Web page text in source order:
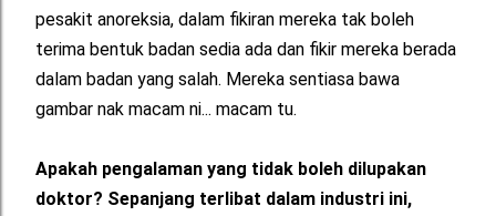
pesakit anoreksia, dalam fikiran mereka tak boleh
terima bentuk badan sedia ada dan fikir mereka berada
dalam badan yang salah. Mereka sentiasa bawa
gambar nak macam ni... macam tu.
Apakah pengalaman yang tidak boleh dilupakan
doktor? Sepanjang terlibat dalam industri ini,